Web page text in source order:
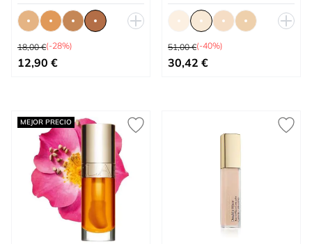
Precio habitual
18,00 €(-28%)
Tan bajo como
12,90 €
Precio habitual
51,00 €(-40%)
Tan bajo como
30,42 €
MEJOR PRECIO